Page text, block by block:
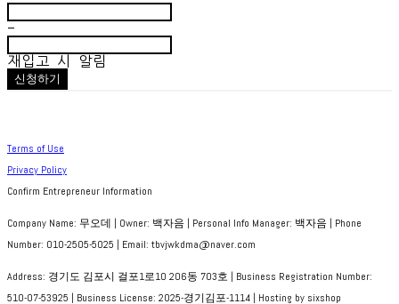
-
재입고 시 알림
신청하기
Terms of Use
Privacy Policy
Confirm Entrepreneur Information
Company Name: 무오데 | Owner: 백자음 | Personal Info Manager: 백자음 | Phone
Number: 010-2505-5025 | Email: tbvjwkdma@naver.com
Address: 경기도 김포시 걸포1로10 206동 703호 | Business Registration Number:
510-07-53925 | Business License: 2025-경기김포-1114 | Hosting by sixshop